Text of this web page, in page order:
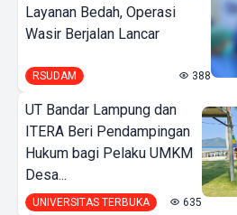
Layanan Bedah, Operasi
Wasir Berjalan Lancar
RSUDAM 388
UT Bandar Lampung dan
ITERA Beri Pendampingan
Hukum bagi Pelaku UMKM
Desa...
UNIVERSITAS TERBUKA 635